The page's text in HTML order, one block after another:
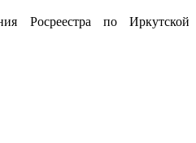
Росреестра по Иркутской